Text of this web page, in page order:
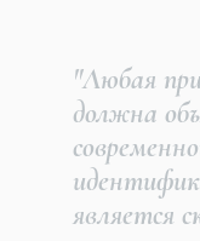
"Любая
должна
является